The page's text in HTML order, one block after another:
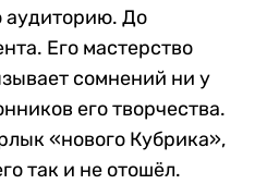
аудиторию. До
Его мастерство
сомнений ни у
его творчества.
«нового Кубрика»,
так и не отошёл.